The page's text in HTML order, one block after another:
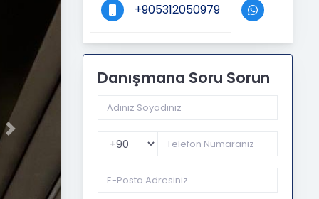
Next
+905312050979
Danışmana Soru Sorun
Telefon Kodu